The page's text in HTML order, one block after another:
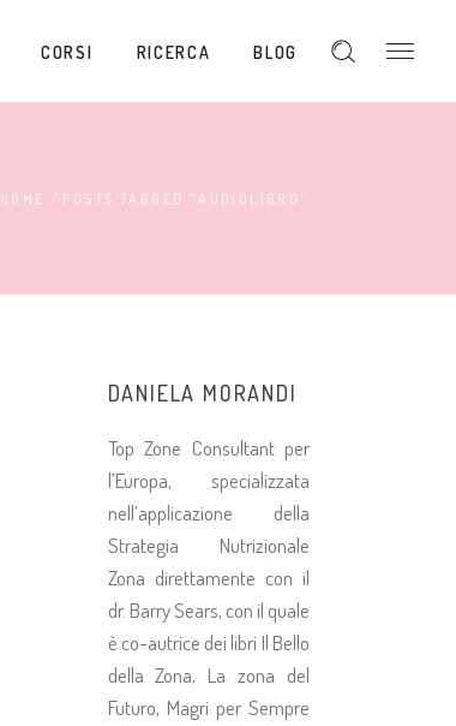
CORSI RICERCA BLOG
HOME / POSTS TAGGED "AUDIOLIBRO"
DANIELA MORANDI
Top Zone Consultant per
l’Europa, specializzata
nell’applicazione della
Strategia Nutrizionale
Zona direttamente con il
dr. Barry Sears, con il quale
è co-autrice dei libri Il Bello
della Zona, La zona del
Futuro, Magri per Sempre